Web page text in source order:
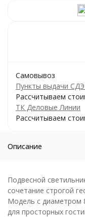
Самовывоз
Пункты выдачи
Рассчитываем
ТК Деловые Линии
Рассчитываем
Описание
Подвесной
сочетание строгой
Модель с диаметром
для просторных